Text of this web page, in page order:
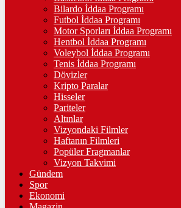
TAM ALTIN
43.427,00%2,54
%2,39
%-0,14
฿%-0.2
LİTECOİN
2203.36Ł%1.6
Bilardo İddaa Programı
Futbol İddaa Programı
Motor Sporları İddaa Programı
Hentbol İddaa Programı
Voleybol İddaa Programı
Tenis İddaa Programı
Dövizler
Kripto Paralar
Hisseler
Pariteler
Altınlar
Vizyondaki Filmler
Haftanın Filmleri
Popüler Fragmanlar
Vizyon Takvimi
Gündem
Spor
Ekonomi